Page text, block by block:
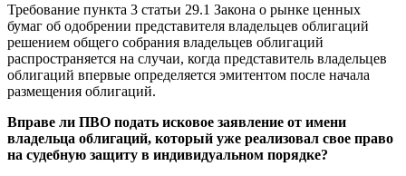
Требование пункта 3 статьи 29.1 Закона о рынке ценных
бумаг об одобрении представителя владельцев облигаций
решением общего собрания владельцев облигаций
распространяется на случаи, когда представитель владельцев
облигаций впервые определяется эмитентом после начала
размещения облигаций.
Вправе ли ПВО подать исковое заявление от имени
владельца облигаций, который уже реализовал свое право
на судебную защиту в индивидуальном порядке?